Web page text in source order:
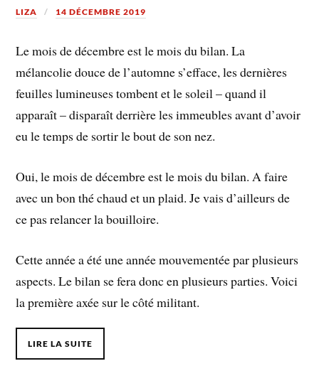
LIZA 14 DÉCEMBRE 2019
Le mois de décembre est le mois du bilan. La
mélancolie douce de l’automne s’efface, les dernières
feuilles lumineuses tombent et le soleil – quand il
apparaît – disparaît derrière les immeubles avant d’avoir
eu le temps de sortir le bout de son nez.
Oui, le mois de décembre est le mois du bilan. A faire
avec un bon thé chaud et un plaid. Je vais d’ailleurs de
ce pas relancer la bouilloire.
Cette année a été une année mouvementée par plusieurs
aspects. Le bilan se fera donc en plusieurs parties. Voici
la première axée sur le côté militant.
LIRE LA SUITE